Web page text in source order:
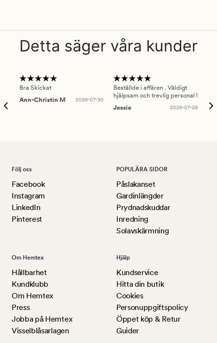
Detta säger våra kunder
Bra Skickat
Ann-Christin M
2026-07-30
Beställde i affären . Väldigt
hjälpsam och trevlig personal !
Jessie
2026-07-29
Följ oss
Facebook
Instagram
LinkedIn
Pinterest
POPULÄRA SIDOR
Påslakanset
Gardinlängder
Prydnadskuddar
Inredning
Solavskärmning
Om Hemtex
Hållbarhet
Kundklubb
Om Hemtex
Press
Jobba på Hemtex
Visselblåsarlagen
Hjälp
Kundservice
Hitta din butik
Cookies
Personuppgiftspolicy
Öppet köp & Retur
Guider